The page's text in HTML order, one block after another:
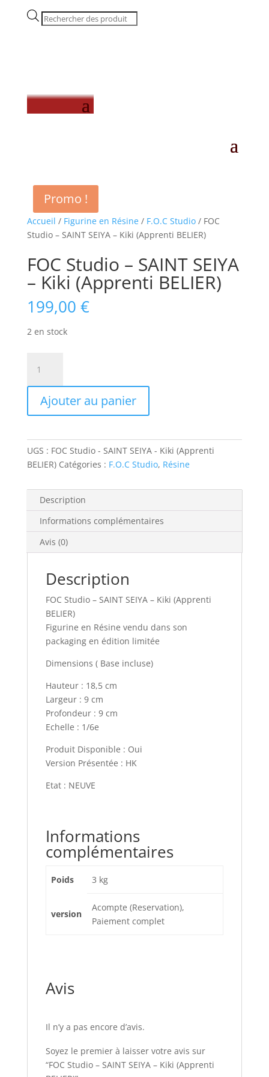
Recherche
de
Accueil / Figurine en Résine/ F.O.C Studio/ FOC
Studio – SAINT SEIYA – Kiki (Apprenti BELIER)
FOC Studio – SAINT SEIYA
– Kiki (Apprenti BELIER)
199,00 €
2 en stock
FOC
Studio
-
SEIYA
-
Kiki
BELIER)
Ajouter au panier
UGS : FOC Studio - SAINT SEIYA - Kiki (Apprenti
BELIER) Catégories : F.O.C Studio, Résine
Description
Informations complémentaires
Avis (0)
Description
FOC Studio – SAINT SEIYA – Kiki (Apprenti
BELIER)
Figurine en Résine vendu dans son
packaging en édition limitée
Dimensions ( Base incluse)
Hauteur : 18,5 cm
Largeur : 9 cm
Profondeur : 9 cm
Echelle : 1/6e
Produit Disponible : Oui
Version Présentée : HK
Etat : NEUVE
Informations
complémentaires
Poids 3 kg
version
Acompte (Reservation),
Paiement complet
Avis
Il n’y a pas encore d’avis.
Soyez le premier à laisser votre avis sur
“FOC Studio – SAINT SEIYA – Kiki (Apprenti
Promo !